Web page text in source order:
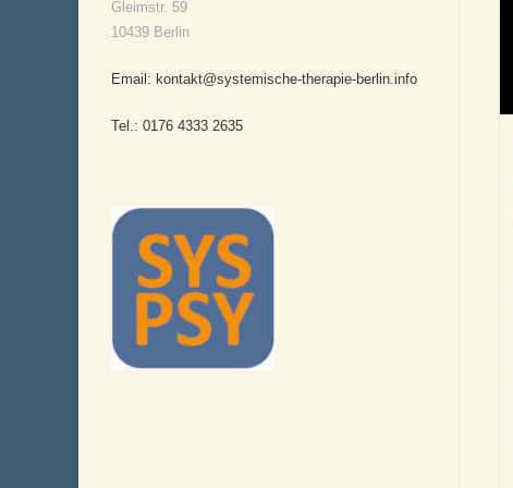
Gleimstr. 59
10439 Berlin
Email: kontakt@systemische-therapie-berlin.info
Tel.: 0176 4333 2635